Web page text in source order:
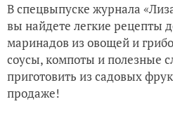
В спецвыпуске журнала
вы найдете легкие рецепты
маринадов из овощей и
соусы, компоты и полезные
приготовить из садовых
продаже!